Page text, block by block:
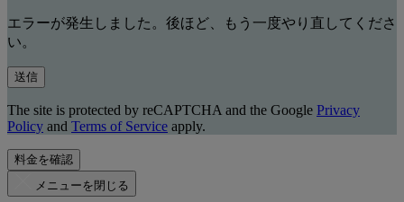
エラーが発生しました。後ほど、もう一度やり直してくださ
い。
送信
The site is protected by reCAPTCHA and the Google Privacy
Policy and Terms of Service apply.
料金を確認
メニューを閉じる